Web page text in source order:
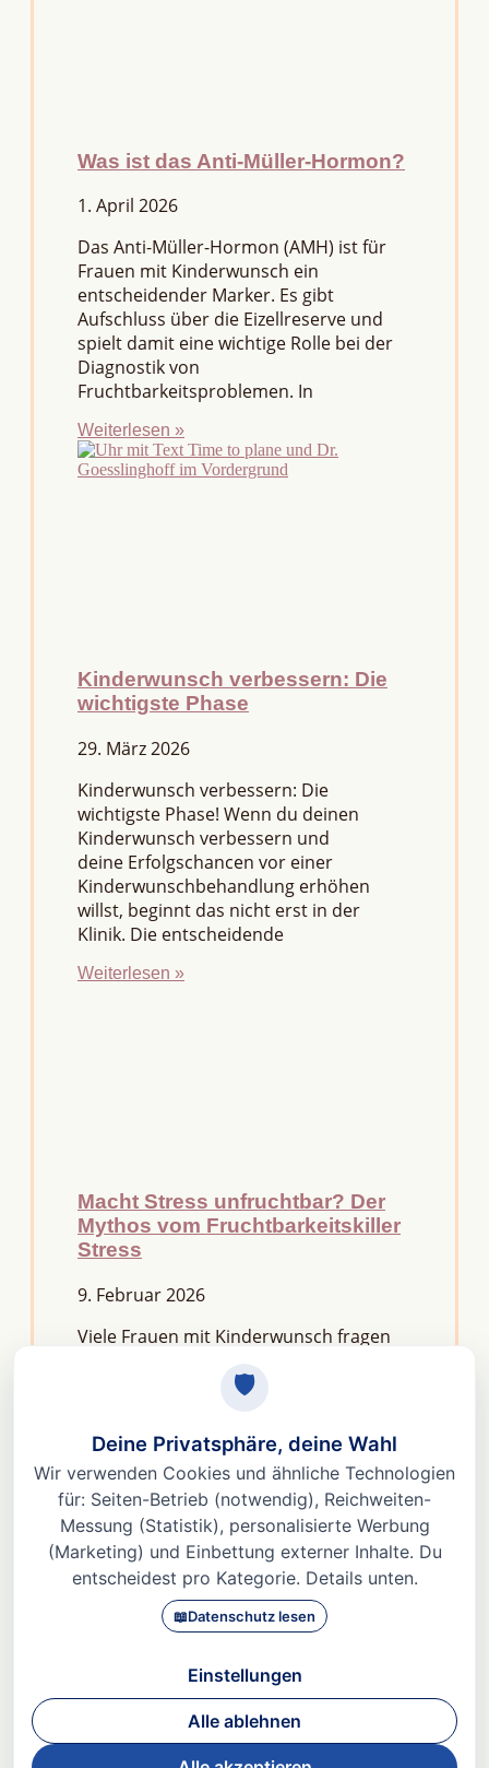
Was ist das Anti-Müller-Hormon?
1. April 2026
Das Anti-Müller-Hormon (AMH) ist für
Frauen mit Kinderwunsch ein
entscheidender Marker. Es gibt
Aufschluss über die Eizellreserve und
spielt damit eine wichtige Rolle bei der
Diagnostik von
Fruchtbarkeitsproblemen. In
Weiterlesen »
Kinderwunsch verbessern: Die
wichtigste Phase
29. März 2026
Kinderwunsch verbessern: Die
wichtigste Phase! Wenn du deinen
Kinderwunsch verbessern und
deine Erfolgschancen vor einer
Kinderwunschbehandlung erhöhen
willst, beginnt das nicht erst in der
Klinik. Die entscheidende
Weiterlesen »
Macht Stress unfruchtbar? Der
Mythos vom Fruchtbarkeitskiller
Stress
9. Februar 2026
Viele Frauen mit Kinderwunsch fragen
kurze Antwort lautet: Nein, aber er kann
Fruchtbarkeit aus dem Gleichgewicht
bringen. Denn Stress
Weiterlesen »
© 2026 Dr. med Heidi Gößlinghoff |
|